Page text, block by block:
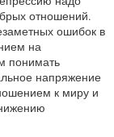
отношений.
ошибок в
на
понимать
напряжение
к миру и